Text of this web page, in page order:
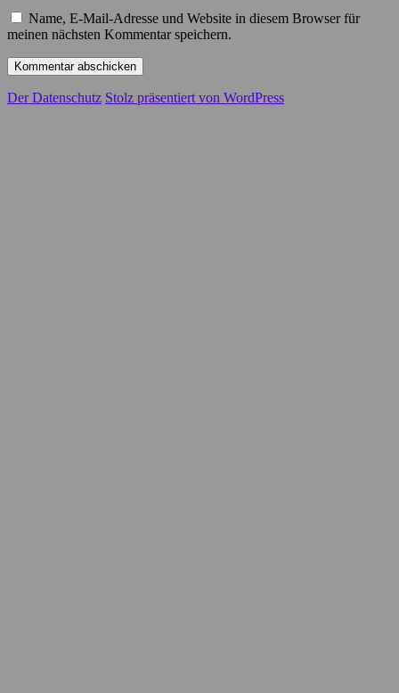
Name, E-Mail-Adresse und Website in diesem Browser für
meinen nächsten Kommentar speichern.
Der Datenschutz Stolz präsentiert von WordPress